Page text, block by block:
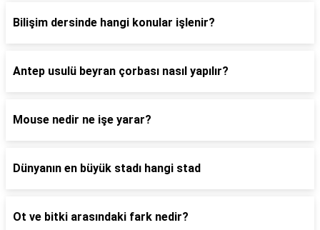
Bilişim dersinde hangi konular işlenir?
Antep usulü beyran çorbası nasıl yapılır?
Mouse nedir ne işe yarar?
Dünyanın en büyük stadı hangi stad
Ot ve bitki arasındaki fark nedir?